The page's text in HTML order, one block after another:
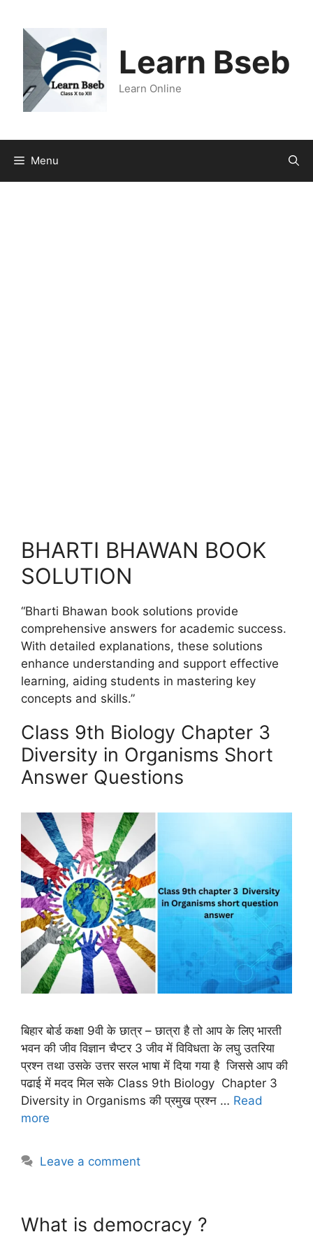
Learn Bseb
Learn Online
Menu
BHARTI BHAWAN BOOK
SOLUTION
“Bharti Bhawan book solutions provide
comprehensive answers for academic success.
With detailed explanations, these solutions
enhance understanding and support effective
learning, aiding students in mastering key
concepts and skills.”
Class 9th Biology Chapter 3
Diversity in Organisms Short
Answer Questions
बिहार बोर्ड कक्षा 9वी के छात्र – छात्रा है तो आप के लिए भारती
भवन की जीव विज्ञान चैप्टर 3 जीव में विविधता के लघु उतरिया
प्रश्न तथा उसके उत्तर सरल भाषा में दिया गया है जिससे आप की
पढाई में मदद मिल सके Class 9th Biology Chapter 3
Diversity in Organisms की प्रमुख प्रश्न … Read
more
Leave a comment
What is democracy ?